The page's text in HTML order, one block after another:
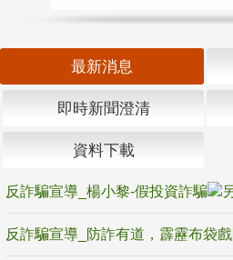
最新消息
即時新聞澄清
資料下載
反詐騙宣導_楊小黎-假投資詐騙